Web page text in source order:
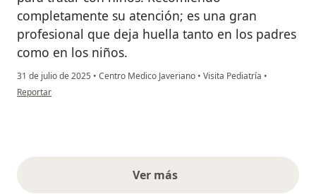
completamente su atención; es una gran
profesional que deja huella tanto en los padres
como en los niños.
31 de julio de 2025 • Centro Medico Javeriano • Visita Pediatría •
en opinión del usuario Yelena Guzmán
Reportar
Ver másopiniones anteriores